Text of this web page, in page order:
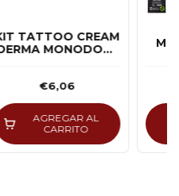
TATTOO CREAM
MONODOSE
€6,06
AGREGAR AL
CARRITO